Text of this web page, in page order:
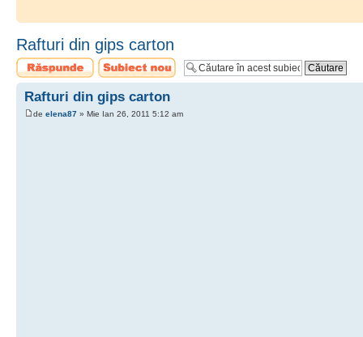
Rafturi din gips carton
Scrie un răspuns
Scrie un subiect
nou
Rafturi din gips carton
de elena87 » Mie Ian 26, 2011 5:12 am